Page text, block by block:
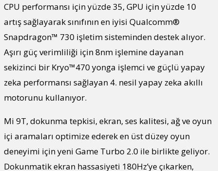
CPU performansı için yüzde 35, GPU için yüzde 10
artış sağlayarak sınıfının en iyisi Qualcomm®
Snapdragon™ 730 işletim sisteminden destek alıyor.
Aşırı güç verimliliği için 8nm işlemine dayanan
sekizinci bir Kryo™470 yonga işlemci ve güçlü yapay
zeka performansı sağlayan 4. nesil yapay zeka akıllı
motorunu kullanıyor.
Mi 9T, dokunma tepkisi, ekran, ses kalitesi, ağ ve oyun
içi aramaları optimize ederek en üst düzey oyun
deneyimi için yeni Game Turbo 2.0 ile birlikte geliyor.
Dokunmatik ekran hassasiyeti 180Hz’ye çıkarken,